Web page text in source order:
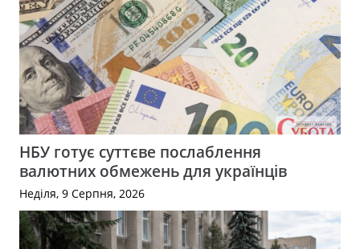
НБУ готує суттєве послаблення
валютних обмежень для українців
Неділя, 9 Серпня, 2026